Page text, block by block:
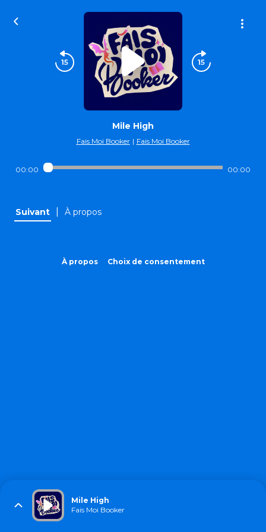
Mile High
Fais Moi Booker | Fais Moi Booker
00:00 00:00
Suivant À propos
À propos Choix de consentement
Mile High
Fais Moi Booker